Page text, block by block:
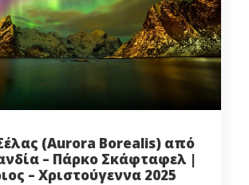
(Aurora Borealis) από
– Πάρκο Σκάφταφελ |
– Χριστούγεννα 2025